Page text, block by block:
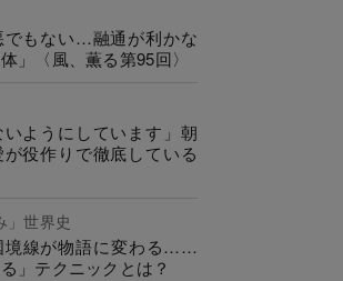
でもない…融通が利かな
」〈風、薫る第95回〉
いようにしています」朝
が役作りで徹底している
」世界史
境線が物語に変わる……
」テクニックとは？